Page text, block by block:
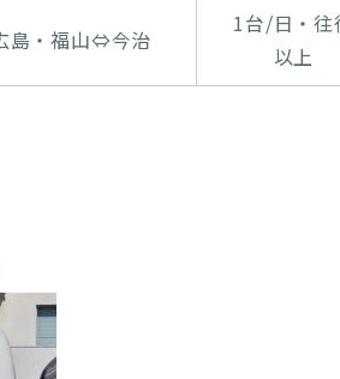
島・福山⇔今治
1台/日・往
以上